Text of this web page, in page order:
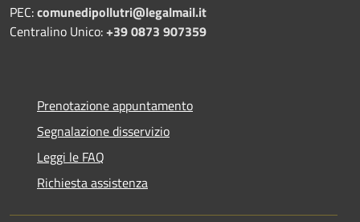
PEC:comunedipollutri@legalmail.it
Centralino Unico:+39 0873 907359
Prenotazione appuntamento
Segnalazione disservizio
Leggi le FAQ
Richiesta assistenza